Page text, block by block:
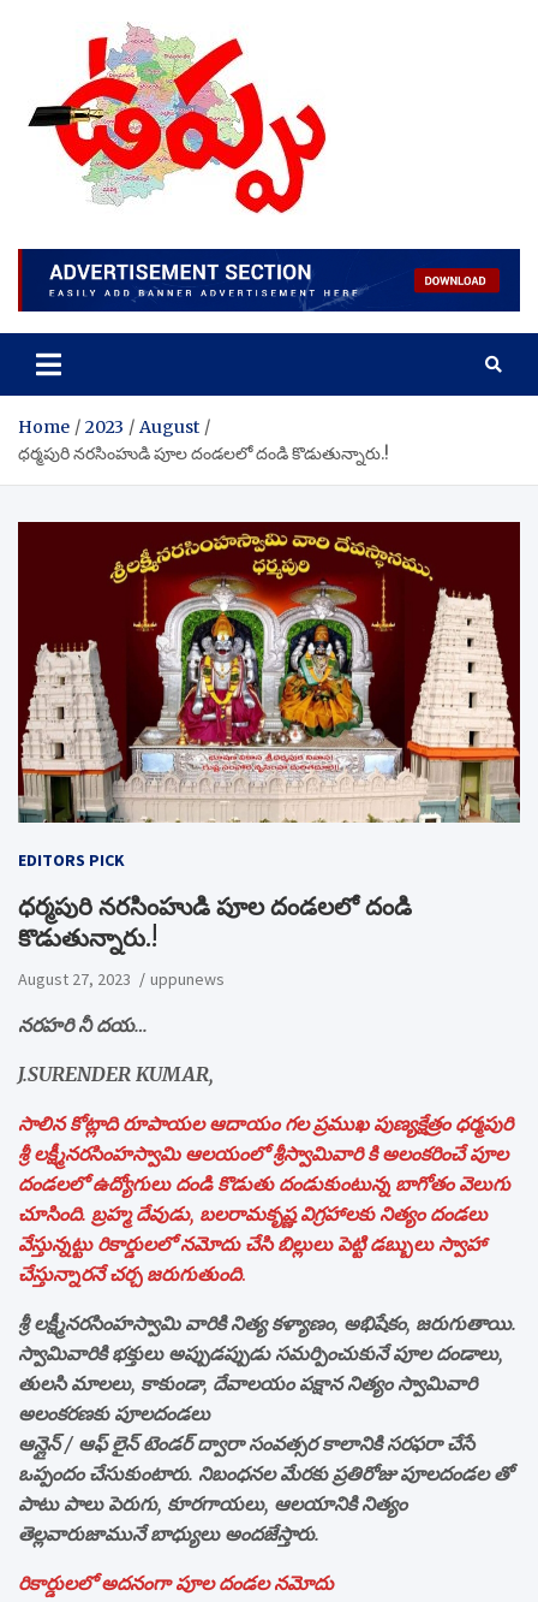
Home 2023
August
ధర్మపురి నరసింహుడి పూల దండలలో దండి కొడుతున్నారు.!
EDITORS PICK
ధర్మపురి నరసింహుడి పూల దండలలో దండి
కొడుతున్నారు.!
August 27, 2023 uppunews
నరహరి నీ దయ…
J.SURENDER KUMAR,
సాలిన కోట్లాది రూపాయల ఆదాయం గల ప్రముఖ పుణ్యక్షేత్రం ధర్మపురి
శ్రీ లక్ష్మీనరసింహస్వామి ఆలయంలో శ్రీస్వామివారి కి అలంకరించే పూల
దండలలో ఉద్యోగులు దండి కొడుతు దండుకుంటున్న బాగోతం వెలుగు
చూసింది. బ్రహ్మ దేవుడు, బలరామకృష్ణ విగ్రహాలకు నిత్యం దండలు
వేస్తున్నట్టు రికార్డులలో నమోదు చేసి బిల్లులు పెట్టి డబ్బులు స్వాహా
చేస్తున్నారనే చర్చ జరుగుతుంది.
శ్రీ లక్ష్మీనరసింహస్వామి వారికి నిత్య కళ్యాణం, అభిషేకం, జరుగుతాయి.
స్వామివారికి భక్తులు అప్పుడప్పుడు సమర్పించుకునే పూల దండాలు,
తులసి మాలలు, కాకుండా, దేవాలయం పక్షాన నిత్యం స్వామివారి
అలంకరణకు పూలదండలు
ఆన్లైన్ / ఆఫ్ లైన్ టెండర్ ద్వారా సంవత్సర కాలానికి సరఫరా చేసే
ఒప్పందం చేసుకుంటారు. నిబంధనల మేరకు ప్రతిరోజు పూలదండల తో
పాటు పాలు పెరుగు, కూరగాయలు, ఆలయానికి నిత్యం
తెల్లవారుజామునే బాధ్యులు అందజేస్తారు.
రికార్డులలో అదనంగా పూల దండల నమోదు